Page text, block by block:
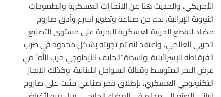
الأمريكي، والحديث هنا عن الانجازات العسكرية والطموحات
النووية الإيرانية، بدء من صناعة وتطوير أسرع وأدق صاروخ
مضاد للقطع الحربية العسكرية البحرية على مستوى التصنيع
الحربي العالمي، واعتقد انه تم تجربته بشكل محدود في ضرب
الفرقاطة الإسرائيلية بواسطة”الحليف الأيدلوجي حزب الله” في
عرض البحر المتوسط وقبالة السواحل اللبنانية، وكذلك الانجاز
التكنولوجي العسكري، بإطلاق قمر صناعي مثبت على صاروخ